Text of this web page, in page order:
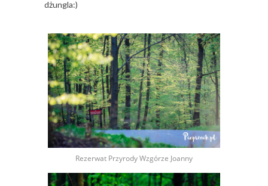
dżungla:)
Rezerwat Przyrody Wzgórze Joanny